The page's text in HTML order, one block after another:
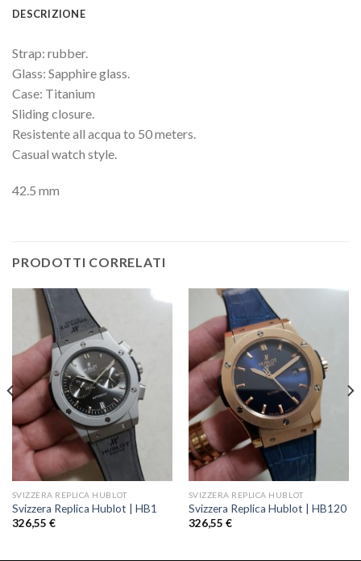
DESCRIZIONE
Strap: rubber.
Glass: Sapphire glass.
Case: Titanium
Sliding closure.
Resistente all acqua to 50 meters.
Casual watch style.
42.5 mm
PRODOTTI CORRELATI
SVIZZERA REPLICA HUBLOT
Svizzera Replica Hublot | HB1
326,55 €
SVIZZERA REPLICA HUBLOT
Svizzera Replica Hublot | HB120
326,55 €